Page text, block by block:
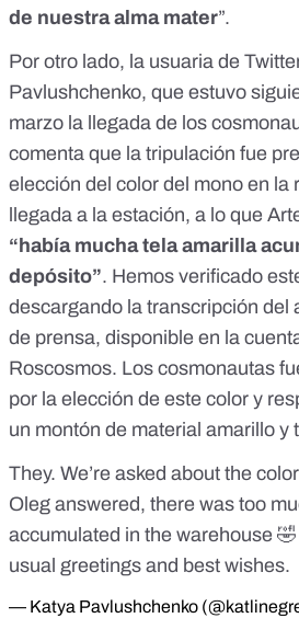
de nuestra alma mater”.
Por otro lado, la usuaria de
Pavlushchenko, que estuvo
marzo la llegada de los
comenta que la tripulación fue
elección del color del mono en la
llegada a la estación, a lo que
“había mucha tela amarilla
depósito”. Hemos verificado
descargando la transcripción del
de prensa, disponible en la
Roscosmos. Los cosmonautas
por la elección de este color y
un montón de material amarillo y
They. We’re asked about the
Oleg answered, there was too
accumulated in the warehouse
usual greetings and best wishes.
— Katya Pavlushchenko